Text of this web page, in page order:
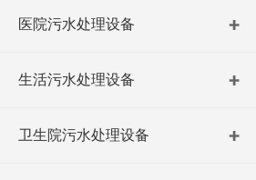
医院污水处理设备
生活污水处理设备
卫生院污水处理设备